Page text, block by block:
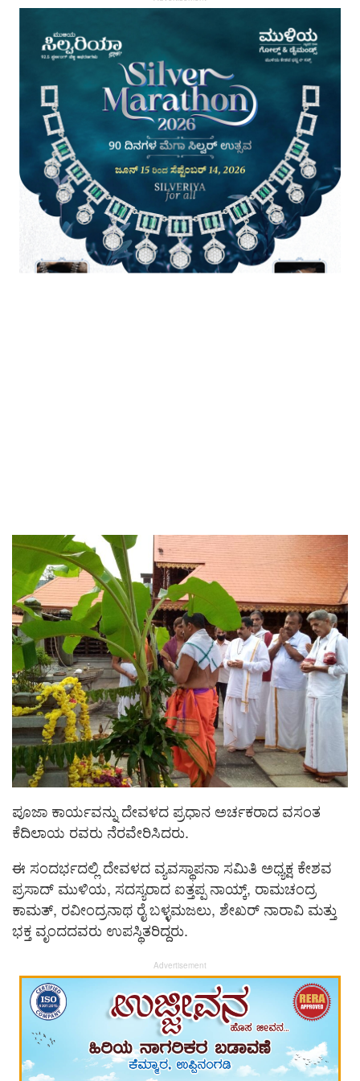
ಪೂಜಾ ಕಾರ್ಯವನ್ನು ದೇವಳದ ಪ್ರಧಾನ ಅರ್ಚಕರಾದ ವಸಂತ
ಕೆದಿಲಾಯ ರವರು ನೆರವೇರಿಸಿದರು.
ಈ ಸಂದರ್ಭದಲ್ಲಿ ದೇವಳದ ವ್ಯವಸ್ಥಾಪನಾ ಸಮಿತಿ ಅಧ್ಯಕ್ಷ ಕೇಶವ
ಪ್ರಸಾದ್ ಮುಳಿಯ, ಸದಸ್ಯರಾದ ಐತ್ತಪ್ಪ ನಾಯ್ಕ್, ರಾಮಚಂದ್ರ
ಕಾಮತ್, ರವೀಂದ್ರನಾಥ ರೈ ಬಳ್ಳಮಜಲು, ಶೇಖರ್ ನಾರಾವಿ ಮತ್ತು
ಭಕ್ತ ವೃಂದದವರು ಉಪಸ್ಥಿತರಿದ್ದರು.
Advertisement